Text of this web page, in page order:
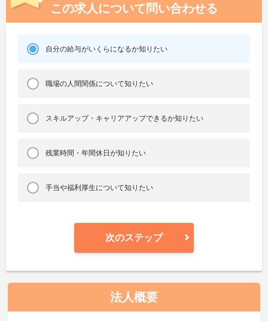
この求人について問い合わせる
自分の給与がいくらになるか知りたい
職場の人間関係について知りたい
スキルアップ・キャリアアップできるか知りたい
残業時間・年間休日が知りたい
手当や福利厚生について知りたい
次のステップ
法人概要